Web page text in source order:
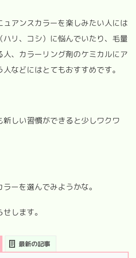
ュアンスカラーを楽しみたい人には
リ、コシ）に悩んでいたり、毛量
人、カラーリング剤のケミカルにア
などにはとてもおすすめです。
新しい習慣ができると少しワクワ
ーを選んでみようかな。
します。
最新の記事